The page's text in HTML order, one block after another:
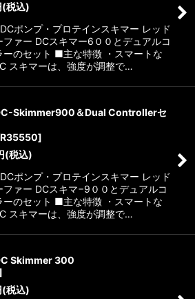
(税込)
ポンプ・プロテインスキマー レッド
ファー DCスキマー6００とデュアルコ
ーのセット ■主な特徴 ・スマートな
スキマーは、強度が調整で…
Skimmer900＆Dual Controllerセ
]
(税込)
ポンプ・プロテインスキマー レッド
ファー DCスキマ−9００とデュアルコ
ーのセット ■主な特徴 ・スマートな
スキマーは、強度が調整で…
Skimmer 300
(税込)